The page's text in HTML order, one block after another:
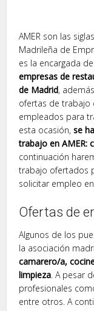
AMER son las
Madrileña de
es la encargada
empresas de
de Madrid,
ofertas de trabajo
empleados para
esta ocasión, se
trabajo en AMER:
continuación
trabajo ofertados
solicitar empleo
Ofertas de
Algunos de los
la asociación
camarero/a,
limpieza . A pesar
profesionales
entre otros. A